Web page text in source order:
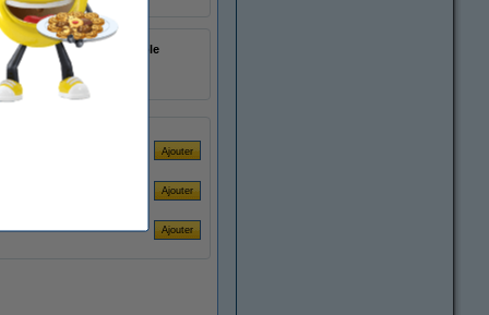
acier inoxydable
1,5 litres
404220